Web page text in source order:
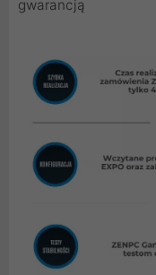
gwarancją